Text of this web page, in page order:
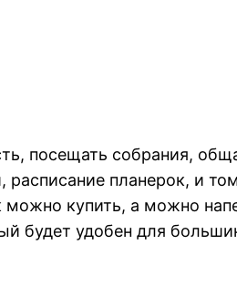
посещать собрания,
планерок, и
купить, а можно
будет удобен для